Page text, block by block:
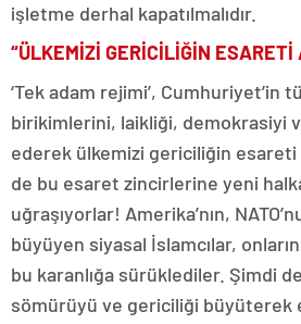
işletme derhal kapatılmalıdır.
“ÜLKEMİZİ GERİCİLİĞİN
‘Tek adam rejimi’, Cumhuriyet’in
birikimlerini, laikliği, demokrasiyi
ederek ülkemizi gericiliğin esareti
de bu esaret zincirlerine yeni
uğraşıyorlar! Amerika’nın,
büyüyen siyasal İslamcılar,
bu karanlığa sürüklediler. Şimdi
sömürüyü ve gericiliği büyüterek